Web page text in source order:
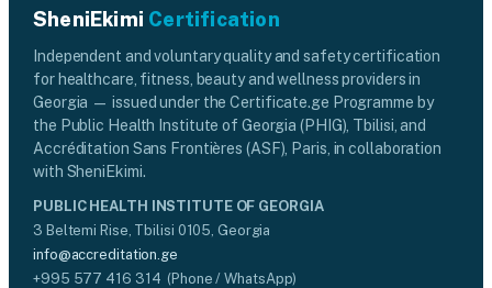
SheniEkimi Certification
Independent and voluntary quality and safety certification
for healthcare, fitness, beauty and wellness providers in
Georgia — issued under the Certificate.ge Programme by
the Public Health Institute of Georgia (PHIG), Tbilisi, and
Accréditation Sans Frontières (ASF), Paris, in collaboration
with SheniEkimi.
PUBLIC HEALTH INSTITUTE OF GEORGIA
3 Beltemi Rise, Tbilisi 0105, Georgia
info@accreditation.ge
+995 577 416 314 (Phone / WhatsApp)